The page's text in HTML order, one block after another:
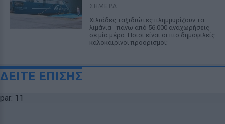
ΣΉΜΕΡΑ
Χιλιάδες ταξιδιώτες πλημμυρίζουν τα
λιμάνια - πάνω από 56.000 αναχωρήσεις
σε μία μέρα. Ποιοι είναι οι πιο δημοφιλείς
καλοκαιρινοί προορισμοί;
ΔΕΙΤΕ ΕΠΙΣΗΣ
par: 11